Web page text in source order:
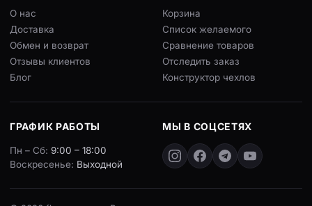
О нас
Доставка
Обмен и возврат
Отзывы клиентов
Блог
Корзина
Список желаемого
Сравнение товаров
Отследить заказ
Конструктор чехлов
ГРАФИК РАБОТЫ
Пн – Сб: 9:00 – 18:00
Воскресенье: Выходной
МЫ В СОЦСЕТЯХ